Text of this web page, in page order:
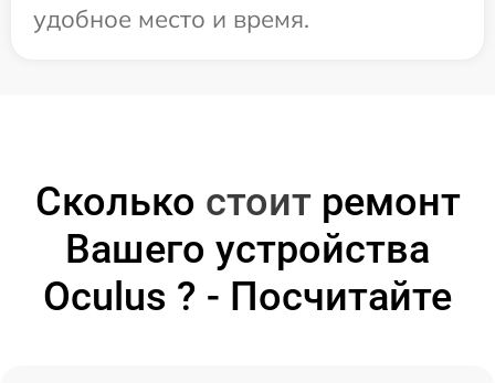
удобное место и время.
Сколько стоитремонт
Вашего устройства
Oculus ? - Посчитайте